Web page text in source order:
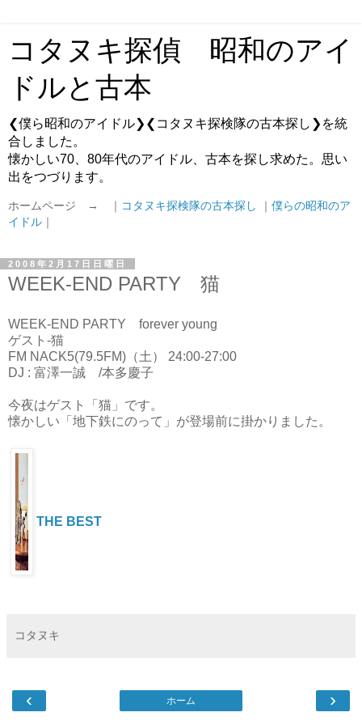
コタヌキ探偵 昭和のアイ
ドルと古本
❮僕ら昭和のアイドル❯❮コタヌキ探検隊の古本探し❯を統
合しました。
懐かしい70、80年代のアイドル、古本を探し求めた。思い
出をつづります。
ホームページ → ｜ コタヌキ探検隊の古本探し ｜ 僕らの昭和のア
イドル ｜
2008年2月17日日曜日
WEEK-END PARTY 猫
WEEK-END PARTY forever young
ゲスト-猫
FM NACK5(79.5FM)（土） 24:00-27:00
DJ : 富澤一誠 /本多慶子
今夜はゲスト「猫」です。
懐かしい「地下鉄にのって」が登場前に掛かりました。
THE BEST
コタヌキ
‹ ›
ホーム